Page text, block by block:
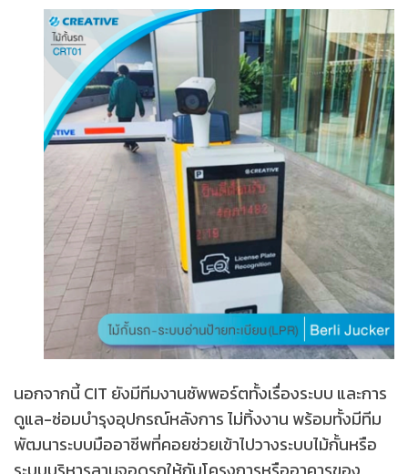
นอกจากนี้ CIT ยังมีทีมงานซัพพอร์ตทั้งเรื่องระบบ และการ
ดูแล-ซ่อมบำรุงอุปกรณ์หลังการ ไม่ทิ้งงาน พร้อมทั้งมีทีม
พัฒนาระบบมืออาชีพที่คอยช่วยเข้าไปวางระบบไม้กั้นหรือ